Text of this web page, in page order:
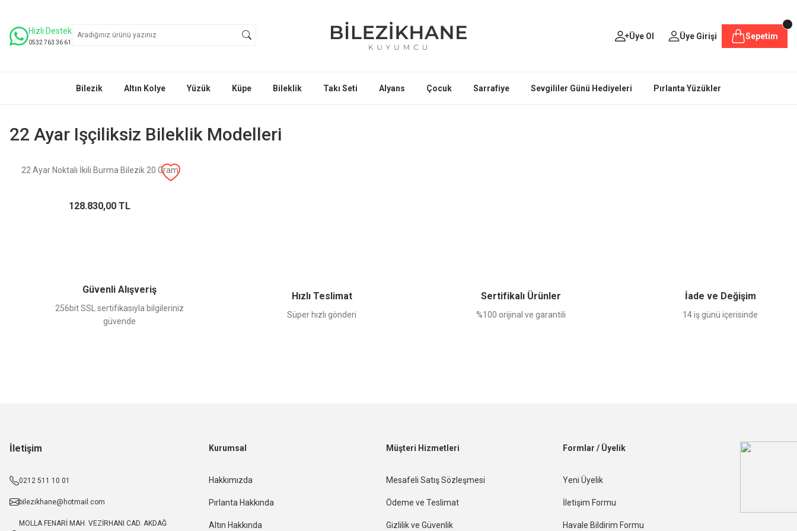
Hızlı Destek
0532 763 36 61
Üye Ol Üye Girişi Sepetim
Bilezik Altın Kolye Yüzük Küpe Bileklik Takı Seti Alyans Çocuk Sarrafiye Sevgililer Günü Hediyeleri Pırlanta Yüzükler
22 Ayar Işçiliksiz Bileklik Modelleri
22 Ayar Noktalı İkili Burma Bilezik 20 Gram
128.830,00 TL
Güvenli Alışveriş
256bit SSL sertifikasıyla bilgileriniz
güvende
Hızlı Teslimat
Süper hızlı gönderi
Sertifikalı Ürünler
%100 orijinal ve garantili
İade ve Değişim
14 iş günü içerisinde
İletişim
0212 511 10 01
bilezikhane@hotmail.com
MOLLA FENARİ MAH. VEZİRHANI CAD. AKDAĞ
Kurumsal
Hakkımızda
Pırlanta Hakkında
Altın Hakkında
Müşteri Hizmetleri
Mesafeli Satış Sözleşmesi
Ödeme ve Teslimat
Gizlilik ve Güvenlik
Formlar / Üyelik
Yeni Üyelik
İletişim Formu
Havale Bildirim Formu